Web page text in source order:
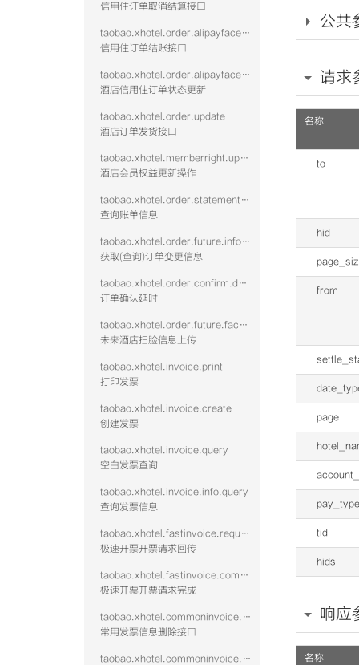
信用住订单取消结算接口
taobao.xhotel.order.alipayface.settle
信用住订单结账接口
taobao.xhotel.order.alipayface.update
酒店信用住订单状态更新
taobao.xhotel.order.update
酒店订单发货接口
taobao.xhotel.memberright.update
酒店会员权益更新操作
taobao.xhotel.order.statement.get
查询账单信息
taobao.xhotel.order.future.info.get
获取(查询)订单变更信息
taobao.xhotel.order.confirm.delay
订单确认延时
taobao.xhotel.order.future.facescan.put
未来酒店扫脸信息上传
taobao.xhotel.invoice.print
打印发票
taobao.xhotel.invoice.create
创建发票
taobao.xhotel.invoice.query
空白发票查询
taobao.xhotel.invoice.info.query
查询发票信息
taobao.xhotel.fastinvoice.request
极速开票开票请求回传
taobao.xhotel.fastinvoice.complete
极速开票开票请求完成
taobao.xhotel.commoninvoice.remove
常用发票信息删除接口
taobao.xhotel.commoninvoice.update
公共
请求
名称
to
hid
from
page
pay_type
tid
hids
响应
名称